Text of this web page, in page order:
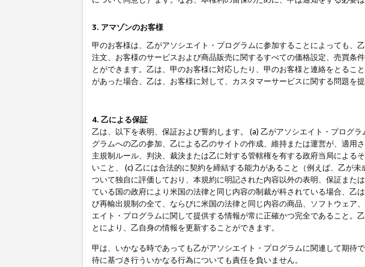
3. アマゾンのお客様
甲のお客様は、乙がアソシエイト・プログラムに参加することによっても
注文、お客様のサービスおよび商品販売に関するすべての価格設定、売買条
とができます。乙は、甲のお客様に対応したり、甲のお客様と連絡をとる
があった場合、乙は、お客様に対して、カスタマーサービスに関する問題を
4. 乙による保証
乙は、以下を表明、保証および誓約します。 (a) 乙がアソシエイト・プログ
グラムへの乙の参加、乙による乙のサイトの作成、維持または運営が、適用
主規制ルール、判決、裁決または乙に対する管轄権を有する政府当局によ
いこと、 (c) 乙には合法的に契約を締結する能力があること（例えば、乙が
ついて独自に評価しており、本規約に明記された内容以外の表明、保証また
ている国の政府により米国の法律と同じ内容の制裁が科されている場合、乙
び再輸出規制の全て、ならびに米国の法律と同じ内容の商品、ソフトウェア
エイト・プログラムに関して提供する情報が常に正確かつ完全であること。
とにより、乙自身の情報を更新することができます。
甲は、いかなる時であっても乙がアソシエイト・プログラムに関連して期待
待に基づき行ういかなる行為についても責任を負いません。